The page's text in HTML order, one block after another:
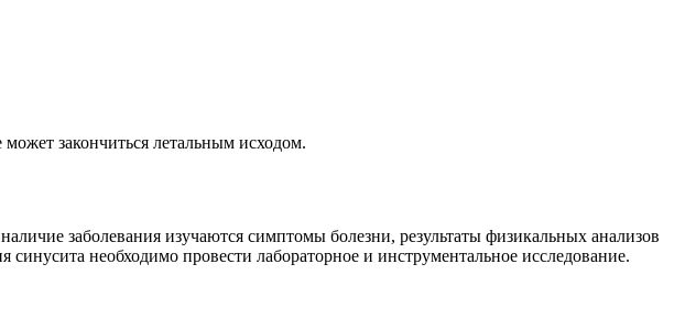
закончиться летальным исходом.
заболевания изучаются симптомы болезни, результаты физикальных анализов
необходимо провести лабораторное и инструментальное исследование.